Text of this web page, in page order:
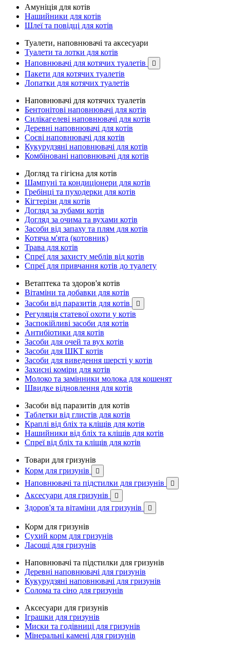
Амуніція для котів
Нашийники для котів
Шлеї та повідці для котів
Туалети, наповнювачі та аксесуари
Туалети та лотки для котів
Наповнювачі для котячих туалетів

Пакети для котячих туалетів
Лопатки для котячих туалетів
Наповнювачі для котячих туалетів
Бентонітові наповнювачі для котів
Силікагелеві наповнювачі для котів
Деревні наповнювачі для котів
Соєві наповнювачі для котів
Кукурудзяні наповнювачі для котів
Комбіновані наповнювачі для котів
Догляд та гігієна для котів
Шампуні та кондиціонери для котів
Гребінці та пуходерки для котів
Кігтерізи для котів
Догляд за зубами котів
Догляд за очима та вухами котів
Засоби від запаху та плям для котів
Котяча м'ята (котовник)
Трава для котів
Спреї для захисту меблів від котів
Спреї для привчання котів до туалету
Ветаптека та здоров'я котів
Вітаміни та добавки для котів
Засоби від паразитів для котів

Регуляція статевої охоти у котів
Заспокійливі засоби для котів
Антибіотики для котів
Засоби для очей та вух котів
Засоби для ШКТ котів
Засоби для виведення шерсті у котів
Захисні коміри для котів
Молоко та замінники молока для кошенят
Швидке відновлення для котів
Засоби від паразитів для котів
Таблетки від глистів для котів
Краплі від бліх та кліщів для котів
Нашийники від бліх та кліщів для котів
Спреї від бліх та кліщів для котів
Товари для гризунів
Корм для гризунів

Наповнювачі та підстилки для гризунів 
Аксесуари для гризунів 
Здоров'я та вітаміни для гризунів 
Корм для гризунів
Сухий корм для гризунів
Ласощі для гризунів
Наповнювачі та підстилки для гризунів
Деревні наповнювачі для гризунів
Кукурудзяні наповнювачі для гризунів
Солома та сіно для гризунів
Аксесуари для гризунів
Іграшки для гризунів
Миски та годівниці для гризунів
Мінеральні камені для гризунів